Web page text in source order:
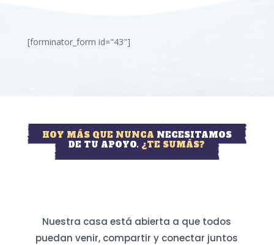
[forminator_form id="43"]
HOY MÁS QUE NUNCA NECESITAMOS
DE TU APOYO. ¿TE SUMÁS?
Nuestra casa está abierta a que todos
puedan venir, compartir y conectar juntos